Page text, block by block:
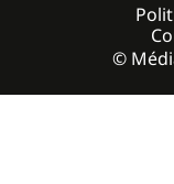
©